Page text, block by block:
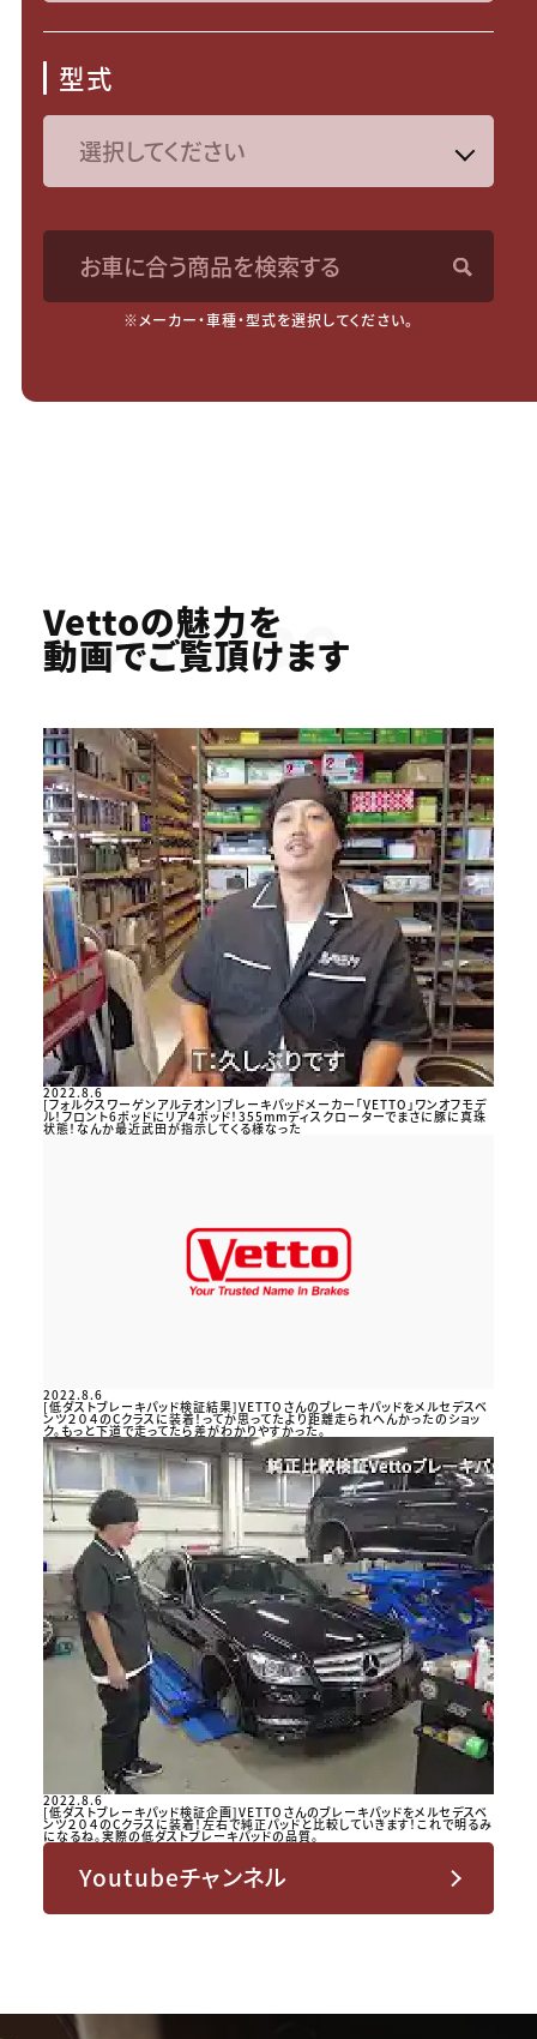
型式
お車に合う商品を検索する
※メーカー・車種・型式を選択してください。
Youtube
Vettoの魅力を
動画でご覧頂けます
2022.8.6
[フォルクスワーゲンアルテオン]ブレーキパッドメーカー「VETTO」ワンオフモデ
ル！フロント6ポッドにリア4ポッド！355mmディスクローターでまさに豚に真珠
状態！なんか最近武田が指示してくる様なった
2022.8.6
[低ダストブレーキパッド検証結果]VETTOさんのブレーキパッドをメルセデスベ
ンツ２０４のCクラスに装着！ってか思ってたより距離走られへんかったのショッ
ク。もっと下道で走ってたら差がわかりやすかった。
2022.8.6
[低ダストブレーキパッド検証企画]VETTOさんのブレーキパッドをメルセデスベ
ンツ２０４のCクラスに装着！左右で純正パッドと比較していきます！これで明るみ
になるね。実際の低ダストブレーキパッドの品質。
Youtubeチャンネル